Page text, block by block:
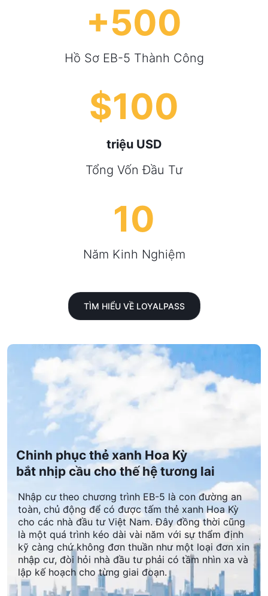
+500
Hồ Sơ EB-5 Thành Công
$100
triệu USD
Tổng Vốn Đầu Tư
10
Năm Kinh Nghiệm
TÌM HIỂU VỀ LOYALPASS
Chinh phục thẻ xanh Hoa Kỳ
bắt nhịp cầu cho thế hệ tương lai
Nhập cư theo chương trình EB-5 là con đường an
toàn, chủ động để có được tấm thẻ xanh Hoa Kỳ
cho các nhà đầu tư Việt Nam. Đây đồng thời cũng
là một quá trình kéo dài vài năm với sự thẩm định
kỹ càng chứ không đơn thuần như một loại đơn xin
nhập cư, đòi hỏi nhà đầu tư phải có tầm nhìn xa và
lập kế hoạch cho từng giai đoạn.